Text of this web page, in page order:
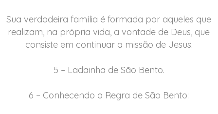
Sua verdadeira família é formada por aqueles que
realizam, na própria vida, a vontade de Deus, que
consiste em continuar a missão de Jesus.
5 – Ladainha de São Bento.
6 – Conhecendo a Regra de São Bento: